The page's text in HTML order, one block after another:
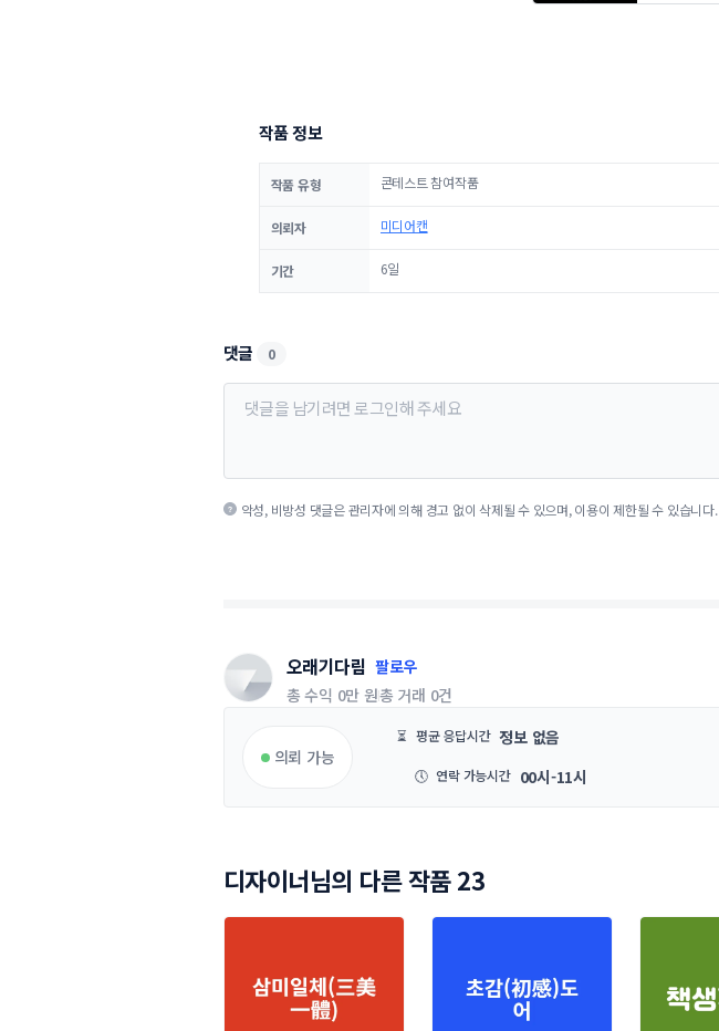
작품 정보
작품 유형 콘테스트 참여작품
의뢰자 미디어캔
기간 6일
댓글 0
악성, 비방성 댓글은 관리자에 의해 경고 없이 삭제될 수 있으며, 이용이 제한될 수 있습니다.
오래기다림 팔로우
총 수익 0만 원총 거래 0건
의뢰 가능
⏳ 평균 응답시간 정보 없음
🕔 연락 가능시간 00시-11시
디자이너님의 다른 작품 23